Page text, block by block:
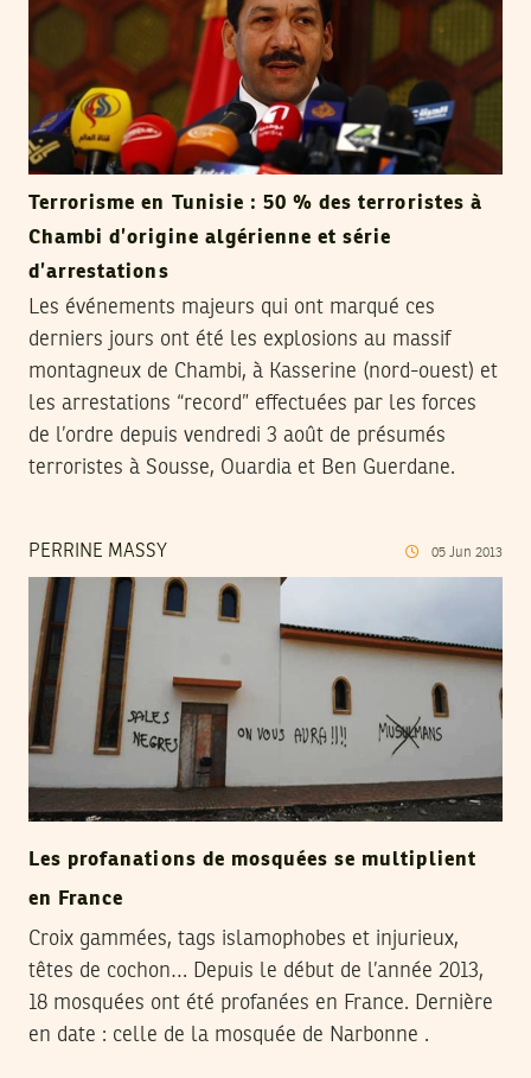
Terrorisme en Tunisie : 50 % des terroristes à
Chambi d’origine algérienne et série
d’arrestations
Les événements majeurs qui ont marqué ces
derniers jours ont été les explosions au massif
montagneux de Chambi, à Kasserine (nord-ouest) et
les arrestations “record” effectuées par les forces
de l’ordre depuis vendredi 3 août de présumés
terroristes à Sousse, Ouardia et Ben Guerdane.
PERRINE MASSY 05 Jun 2013
Les profanations de mosquées se multiplient
en France
Croix gammées, tags islamophobes et injurieux,
têtes de cochon… Depuis le début de l’année 2013,
18 mosquées ont été profanées en France. Dernière
en date : celle de la mosquée de Narbonne .